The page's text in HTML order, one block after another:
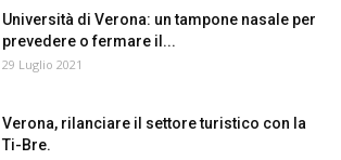
Università di Verona: un tampone nasale per
prevedere o fermare il...
29 Luglio 2021
Verona, rilanciare il settore turistico con la
Ti-Bre.